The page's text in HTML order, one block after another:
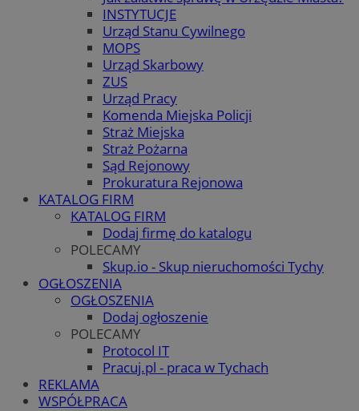
INSTYTUCJE
Urząd Stanu Cywilnego
MOPS
Urząd Skarbowy
ZUS
Urząd Pracy
Komenda Miejska Policji
Straż Miejska
Straż Pożarna
Sąd Rejonowy
Prokuratura Rejonowa
KATALOG FIRM
KATALOG FIRM
Dodaj firmę do katalogu
POLECAMY
Skup.io - Skup nieruchomości Tychy
OGŁOSZENIA
OGŁOSZENIA
Dodaj ogłoszenie
POLECAMY
Protocol IT
Pracuj.pl - praca w Tychach
REKLAMA
WSPÓŁPRACA